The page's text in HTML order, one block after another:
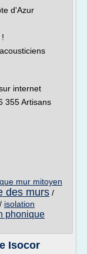
d'Azur
internet
355 Artisans
mur mitoyen
des murs /
/ isolation
phonique
Isocor